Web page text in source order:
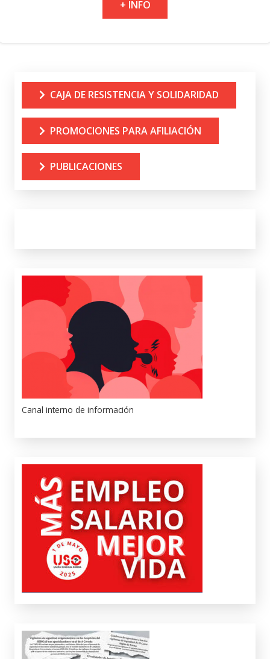
+ INFO
CAJA DE RESISTENCIA Y SOLIDARIDAD
PROMOCIONES PARA AFILIACIÓN
PUBLICACIONES
Canal interno de información